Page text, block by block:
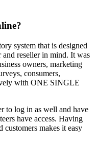
system that is designed
and reseller in mind. It was
owners, marketing
consumers,
with ONE SINGLE
to log in as well and have
have access. Having
customers makes it easy